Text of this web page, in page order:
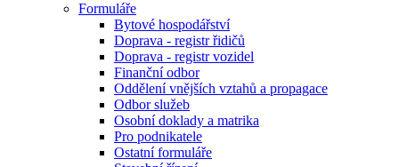
Formuláře
Bytové hospodářství
Doprava - registr řidičů
Doprava - registr vozidel
Finanční odbor
Oddělení vnějších vztahů a propagace
Odbor služeb
Osobní doklady a matrika
Pro podnikatele
Ostatní formuláře